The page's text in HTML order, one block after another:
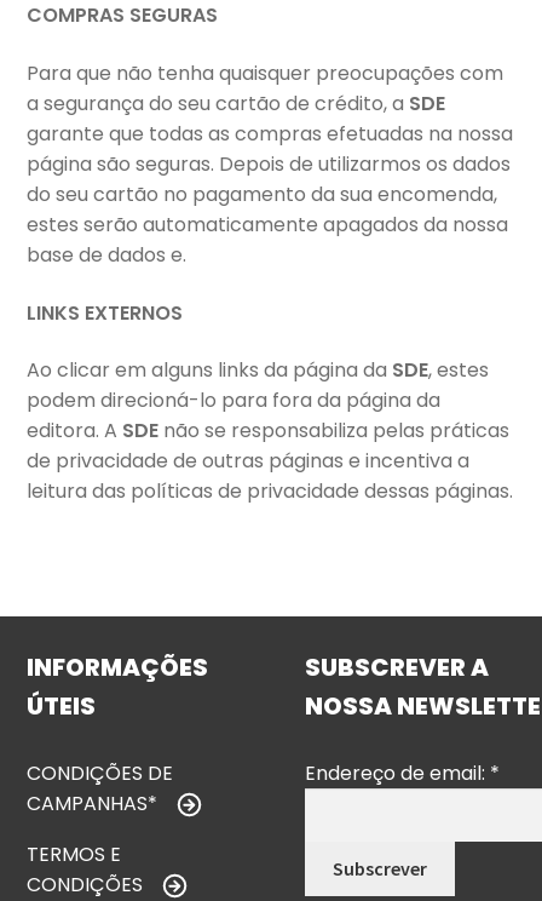
COMPRAS SEGURAS
Para que não tenha quaisquer preocupações com
a segurança do seu cartão de crédito, a SDE
garante que todas as compras efetuadas na nossa
página são seguras. Depois de utilizarmos os dados
do seu cartão no pagamento da sua encomenda,
estes serão automaticamente apagados da nossa
base de dados e.
LINKS EXTERNOS
Ao clicar em alguns links da página da SDE, estes
podem direcioná-lo para fora da página da
editora. A SDE não se responsabiliza pelas práticas
de privacidade de outras páginas e incentiva a
leitura das políticas de privacidade dessas páginas.
INFORMAÇÕES
ÚTEIS
CONDIÇÕES DE
CAMPANHAS*
TERMOS E
CONDIÇÕES
SUBSCREVER A
NOSSA
Endereço de email: *